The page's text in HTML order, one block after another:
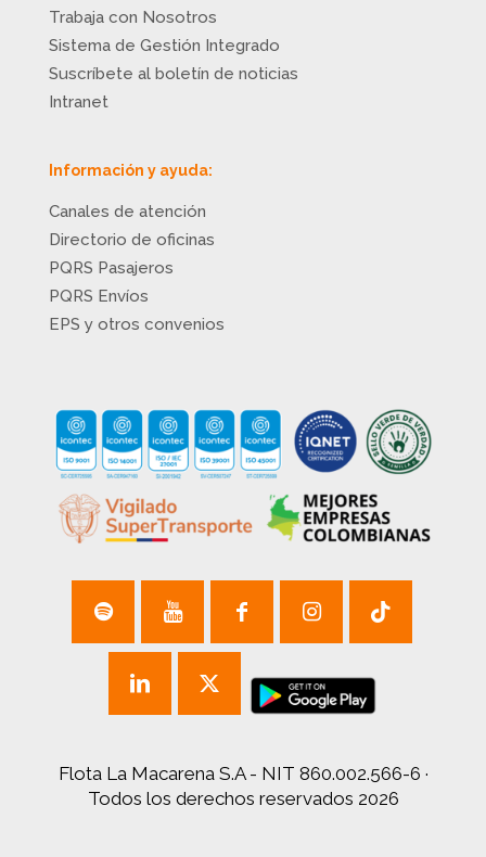
Trabaja con Nosotros
Sistema de Gestión Integrado
Suscríbete al boletín de noticias
Intranet
Información y ayuda:
Canales de atención
Directorio de oficinas
PQRS Pasajeros
PQRS Envíos
EPS y otros convenios
Flota La Macarena S.A - NIT 860.002.566-6 ·
Todos los derechos reservados 2026